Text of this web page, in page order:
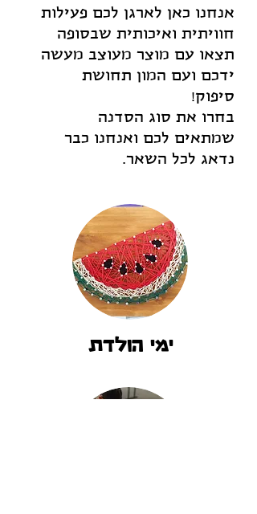
אנחנו כאן לארגן לכם פעילות
חוויתית ואיכותית שבסופה
תצאו עם מוצר מעוצב מעשה
ידכם ועם המון תחושת
סיפוק!
בחרו את סוג הסדנה
שמתאים לכם ואנחנו כבר
נדאג לכל השאר.
ימי הולדת